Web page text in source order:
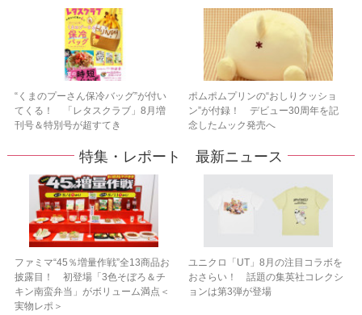
“くまのプーさん保冷バッグ”が付い
てくる！ 「レタスクラブ」8月増
刊号＆特別号が超すてき
ポムポムプリンの“おしりクッショ
ン”が付録！ デビュー30周年を記
念したムック発売へ
特集・レポート 最新ニュース
ファミマ“45％増量作戦”全13商品お
披露目！ 初登場「3色そぼろ＆チ
キン南蛮弁当」がボリューム満点＜
実物レポ＞
ユニクロ「UT」8月の注目コラボを
おさらい！ 話題の集英社コレクシ
ョンは第3弾が登場